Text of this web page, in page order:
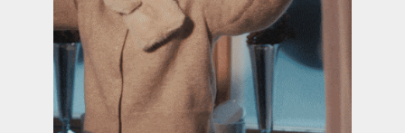
Housuissa on edessä prässit, ne voi silittää pesun
jälkeen tai olla silittämättä, oman maun mukaan
Housuissa on kaunis jalokivi nappi
vyötärökaistaleessa. Housut vastaavat normaalia
kokoa, minulla on housuista päällä koko 34.
Housuja löytyy valkoisten lisäksi vaalea hiekka ja